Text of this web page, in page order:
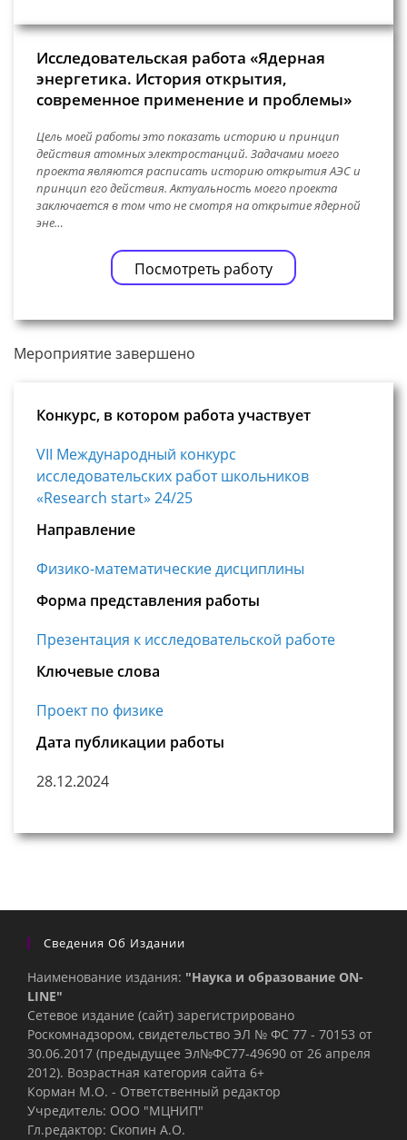
Исследовательская работа «Ядерная
энергетика. История открытия,
современное применение и проблемы»
Цель моей работы это показать историю и принцип
действия атомных электростанций. Задачами моего
проекта являются расписать историю открытия АЭС и
принцип его действия. Актуальность моего проекта
заключается в том что не смотря на открытие ядерной
эне…
Посмотреть работу
Мероприятие завершено
Конкурс, в котором работа участвует
VII Международный конкурс
исследовательских работ школьников
«Research start» 24/25
Направление
Физико-математические дисциплины
Форма представления работы
Презентация к исследовательской работе
Ключевые слова
Проект по физике
Дата публикации работы
28.12.2024
Сведения Об Издании
Наименование издания: "Наука и образование ON-
LINE"
Сетевое издание (сайт) зарегистрировано
Роскомнадзором, свидетельство ЭЛ № ФС 77 - 70153 от
30.06.2017 (предыдущее Эл№ФC77-49690 от 26 апреля
2012). Возрастная категория сайта 6+
Корман М.О. - Ответственный редактор
Учредитель: ООО "МЦНИП"
Гл.редактор: Скопин А.О.